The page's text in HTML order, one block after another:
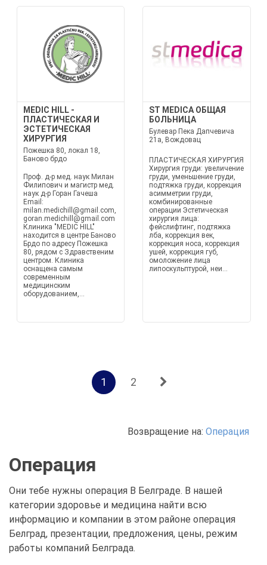
MEDIC HILL -
ПЛАСТИЧЕСКАЯ И
ЭСТЕТИЧЕСКАЯ
ХИРУРГИЯ
Пожешка 80, локал 18,
Баново брдо
Проф. д-р мед. наук Милан
Филипович и магистр мед.
наук д-р Горан Гачеша
Email:
milan.medichill@gmail.com,
goran.medichill@gmail.com
Клиника "MEDIC HILL"
находится в центре Баново
Брдо по адресу Пожешка
80, рядом с Здравственим
центром. Клиника
оснащена самым
современным
медицинским
оборудованием,...
ST MEDICA ОБЩАЯ
БОЛЬНИЦА
Булевар Пека Дапчевича
21а, Вождовац
ПЛАСТИЧЕСКАЯ ХИРУРГИЯ
Хирургия груди: увеличение
груди, уменьшение груди,
подтяжка груди, коррекция
асимметрии груди,
комбинированные
операции Эстетическая
хирургия лица:
фейслифтинг, подтяжка
лба, коррекция век,
коррекция носа, коррекция
ушей, коррекция губ,
омоложение лица
липоскульптурой, неи...
1 2
Возвращение на: Операция
Операция
Они тебе нужны операция В Белграде. В нашей
категории здоровье и медицина найти всю
информацию и компании в этом районе операция
Белград, презентации, предложения, цены, режим
работы компаний Белграда.